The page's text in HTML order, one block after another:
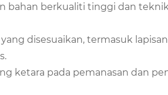
bahan berkualiti tinggi dan
yang disesuaikan, termasuk
ketara pada pemanasan dan